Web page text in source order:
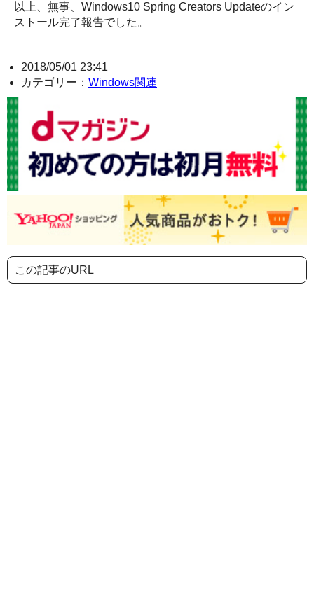
以上、無事、Windows10 Spring Creators Updateのイン
ストール完了報告でした。
2018/05/01 23:41
カテゴリー： Windows関連
この記事のURL